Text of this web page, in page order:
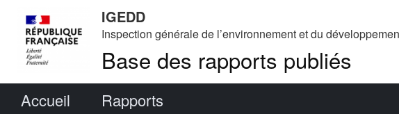
IGEDD
Inspection générale de l’environnement et du
Base des rapports publiés
Accueil Rapports